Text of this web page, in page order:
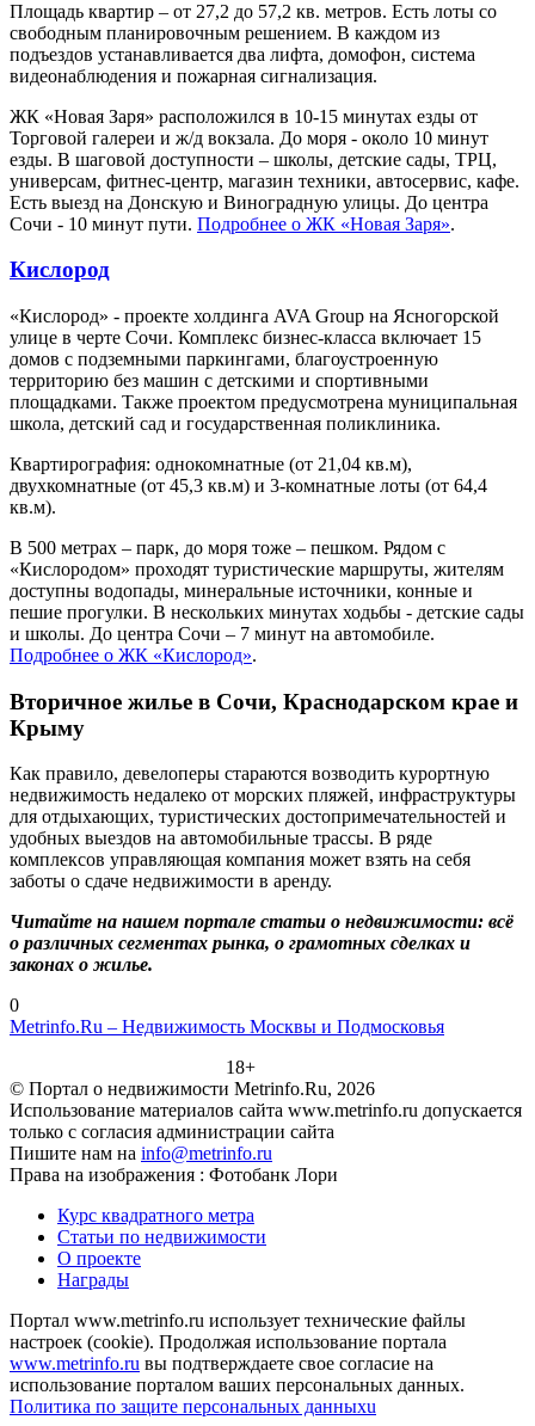
Площадь квартир – от 27,2 до 57,2 кв. метров. Есть лоты со
свободным планировочным решением. В каждом из
подъездов устанавливается два лифта, домофон, система
видеонаблюдения и пожарная сигнализация.
ЖК «Новая Заря» расположился в 10-15 минутах езды от
Торговой галереи и ж/д вокзала. До моря - около 10 минут
езды. В шаговой доступности – школы, детские сады, ТРЦ,
универсам, фитнес-центр, магазин техники, автосервис, кафе.
Есть выезд на Донскую и Виноградную улицы. До центра
Сочи - 10 минут пути. Подробнее о ЖК «Новая Заря».
Кислород
«Кислород» - проекте холдинга AVA Group на Ясногорской
улице в черте Сочи. Комплекс бизнес-класса включает 15
домов с подземными паркингами, благоустроенную
территорию без машин с детскими и спортивными
площадками. Также проектом предусмотрена муниципальная
школа, детский сад и государственная поликлиника.
Квартирография: однокомнатные (от 21,04 кв.м),
двухкомнатные (от 45,3 кв.м) и 3-комнатные лоты (от 64,4
кв.м).
В 500 метрах – парк, до моря тоже – пешком. Рядом с
«Кислородом» проходят туристические маршруты, жителям
доступны водопады, минеральные источники, конные и
пешие прогулки. В нескольких минутах ходьбы - детские сады
и школы. До центра Сочи – 7 минут на автомобиле.
Подробнее о ЖК «Кислород».
Вторичное жилье в Сочи, Краснодарском крае и
Крыму
Как правило, девелоперы стараются возводить курортную
недвижимость недалеко от морских пляжей, инфраструктуры
для отдыхающих, туристических достопримечательностей и
удобных выездов на автомобильные трассы. В ряде
комплексов управляющая компания может взять на себя
заботы о сдаче недвижимости в аренду.
Читайте на нашем портале статьи о недвижимости: всё
о различных сегментах рынка, о грамотных сделках и
законах о жилье.
0
Metrinfo.Ru – Недвижимость Москвы и Подмосковья
18+
© Портал о недвижимости Metrinfo.Ru, 2026
Использование материалов сайта www.metrinfo.ru допускается
только с согласия администрации сайта
Пишите нам на info@metrinfo.ru
Права на изображения : Фотобанк Лори
Курс квадратного метра
Статьи по недвижимости
О проекте
Награды
Портал www.metrinfo.ru использует технические файлы
настроек (cookie). Продолжая использование портала
www.metrinfo.ru вы подтверждаете свое согласие на
использование порталом ваших персональных данных.
Политика по защите персональных данныхu